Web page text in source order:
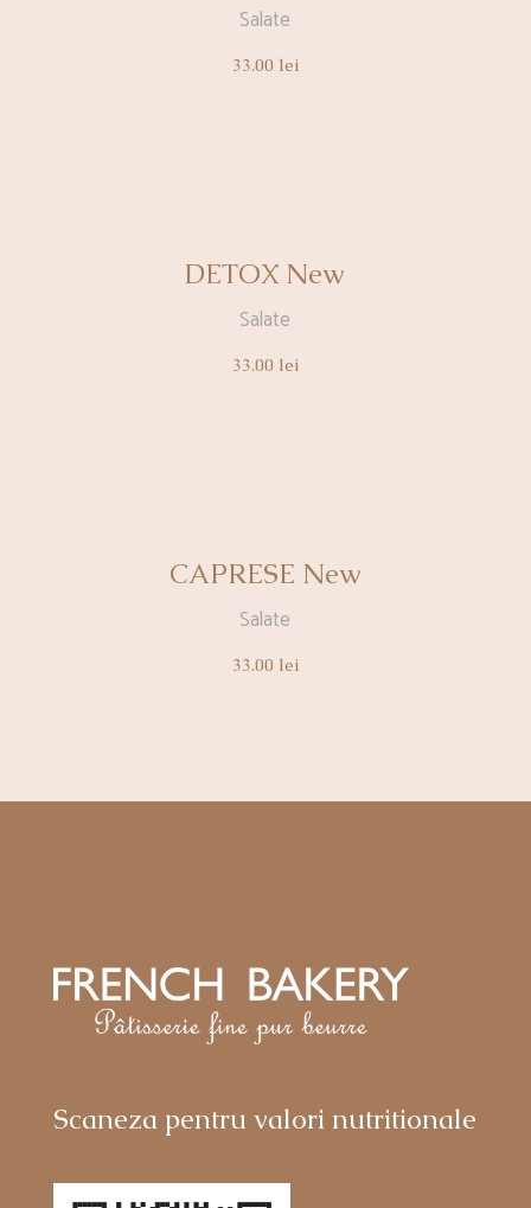
Salate
33.00 lei
DETOX New
Salate
33.00 lei
CAPRESE New
Salate
33.00 lei
Scaneza pentru valori nutritionale